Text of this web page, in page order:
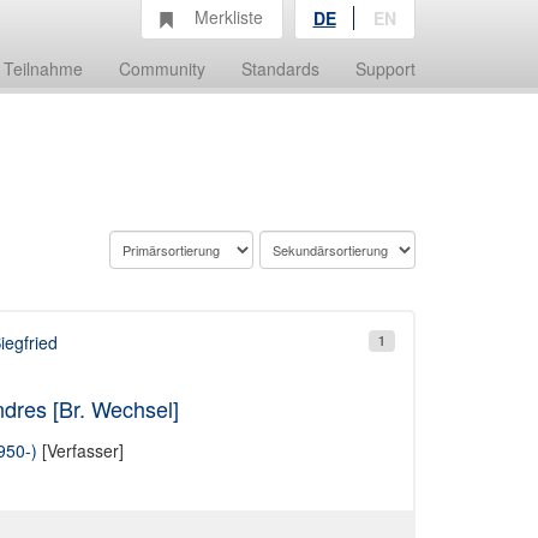
Teilnahme Community Standards Support
Merkliste DE EN
1
[Br. Wechsel]
) [Verfasser]